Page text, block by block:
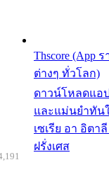
Thscore (App
ต่างๆ ทั่วโลก)
ดาวน์โหลดแอป
และแม่นยำทัน
เซเรีย อา อิตา
ฝรั่งเศส